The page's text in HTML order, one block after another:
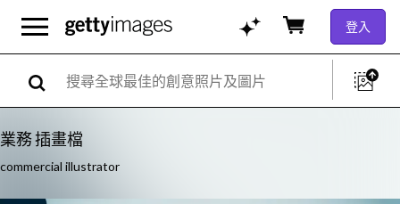
登入
業務 插畫檔
commercial illustrator